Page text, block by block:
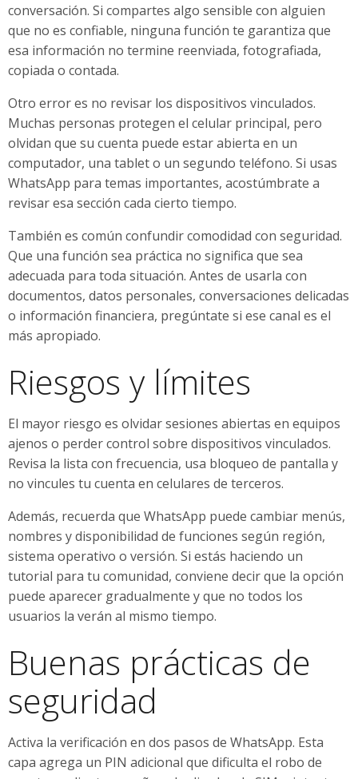
conversación. Si compartes algo sensible con alguien
que no es confiable, ninguna función te garantiza que
esa información no termine reenviada, fotografiada,
copiada o contada.
Otro error es no revisar los dispositivos vinculados.
Muchas personas protegen el celular principal, pero
olvidan que su cuenta puede estar abierta en un
computador, una tablet o un segundo teléfono. Si usas
WhatsApp para temas importantes, acostúmbrate a
revisar esa sección cada cierto tiempo.
También es común confundir comodidad con seguridad.
Que una función sea práctica no significa que sea
adecuada para toda situación. Antes de usarla con
documentos, datos personales, conversaciones delicadas
o información financiera, pregúntate si ese canal es el
más apropiado.
Riesgos y límites
El mayor riesgo es olvidar sesiones abiertas en equipos
ajenos o perder control sobre dispositivos vinculados.
Revisa la lista con frecuencia, usa bloqueo de pantalla y
no vincules tu cuenta en celulares de terceros.
Además, recuerda que WhatsApp puede cambiar menús,
nombres y disponibilidad de funciones según región,
sistema operativo o versión. Si estás haciendo un
tutorial para tu comunidad, conviene decir que la opción
puede aparecer gradualmente y que no todos los
usuarios la verán al mismo tiempo.
Buenas prácticas de
seguridad
Activa la verificación en dos pasos de WhatsApp. Esta
capa agrega un PIN adicional que dificulta el robo de